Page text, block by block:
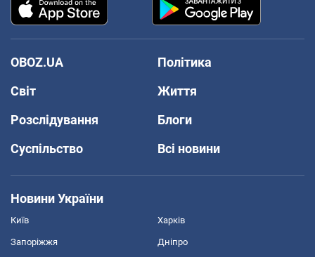
OBOZ.UA
Політика
Світ
Життя
Розслідування
Блоги
Суспільство
Всі новини
Новини України
Київ Харків
Запоріжжя Дніпро